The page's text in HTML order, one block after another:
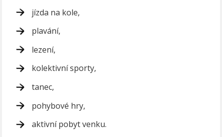
jízda na kole,
plavání,
lezení,
kolektivní sporty,
tanec,
pohybové hry,
aktivní pobyt venku.